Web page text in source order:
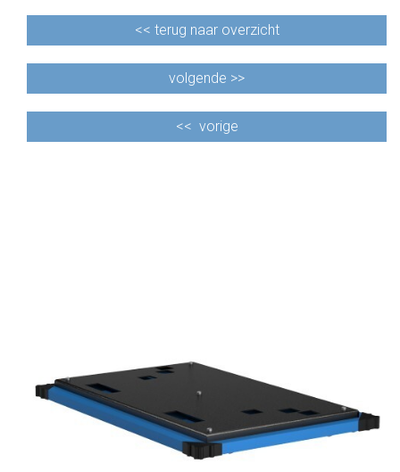
<< terug naar overzicht
volgende >>
<< vorige